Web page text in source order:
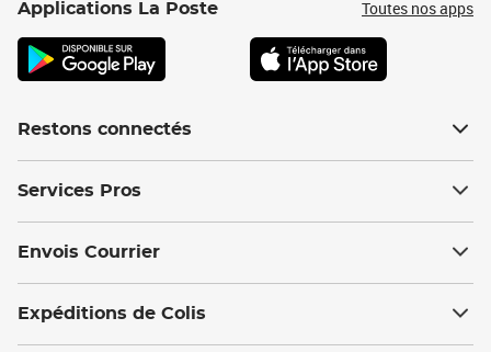
Applications La Poste Toutes nos apps
Restons connectés
Services Pros
Envois Courrier
Expéditions de Colis